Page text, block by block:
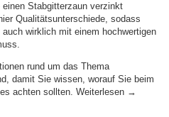
Stabgitterzaun verzinkt
Qualitätsunterschiede, sodass
wirklich mit einem hochwertigen
rund um das Thema
damit Sie wissen, worauf Sie beim
achten sollten. Weiterlesen →